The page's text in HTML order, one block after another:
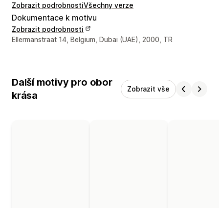
Zobrazit podrobnostiVšechny verze
Dokumentace k motivu
Zobrazit podrobnosti
Kontaktní údaje designéra
Ellermanstraat 14, Belgium, Dubai (UAE), 2000, TR
Další motivy pro obor
krása
Zobrazit vše